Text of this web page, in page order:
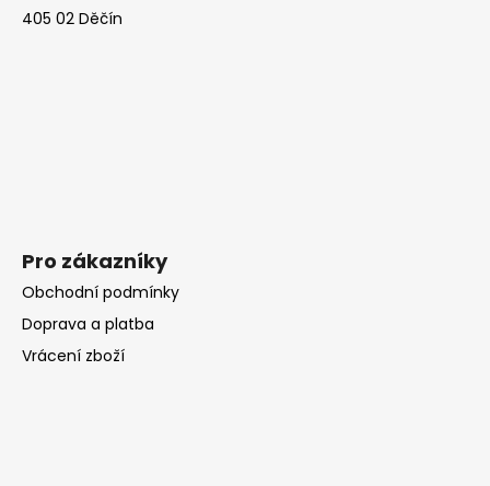
405 02 Děčín
Pro zákazníky
Obchodní podmínky
Doprava a platba
Vrácení zboží